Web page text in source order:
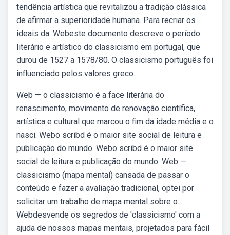
tendência artística que revitalizou a tradição clássica
de afirmar a superioridade humana. Para recriar os
ideais da. Webeste documento descreve o período
literário e artístico do classicismo em portugal, que
durou de 1527 a 1578/80. O classicismo português foi
influenciado pelos valores greco.
Web — o classicismo é a face literária do
renascimento, movimento de renovação científica,
artística e cultural que marcou o fim da idade média e o
nasci. Webo scribd é o maior site social de leitura e
publicação do mundo. Webo scribd é o maior site
social de leitura e publicação do mundo. Web —
classicismo (mapa mental) cansada de passar o
conteúdo e fazer a avaliação tradicional, optei por
solicitar um trabalho de mapa mental sobre o.
Webdesvende os segredos de 'classicismo' com a
ajuda de nossos mapas mentais, projetados para fácil